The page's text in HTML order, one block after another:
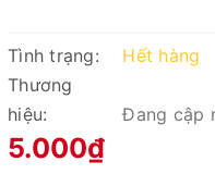
Tình trạng:
Hết hàng
Thương
hiệu:
Đang cập
5.000₫